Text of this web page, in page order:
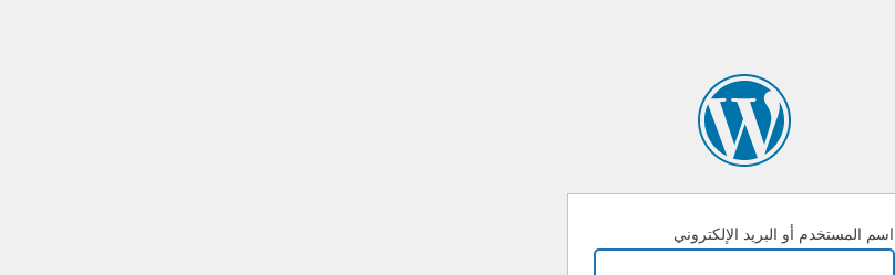
اسم المستخدم أو البريد الإلكتروني